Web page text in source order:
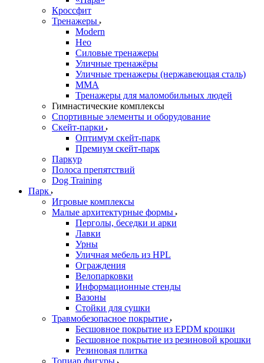
Кроссфит
Тренажеры
Modern
Нео
Силовые тренажеры
Уличные тренажёры
Уличные тренажеры (нержавеющая сталь)
ММА
Тренажеры для маломобильных людей
Гимнастические комплексы
Спортивные элементы и оборудование
Скейт-парки
Оптимум скейт-парк
Премиум скейт-парк
Паркур
Полоса препятствий
Dog Training
Парк
Игровые комплексы
Малые архитектурные формы
Перголы, беседки и арки
Лавки
Урны
Уличная мебель из HPL
Ограждения
Велопарковки
Информационные стенды
Вазоны
Стойки для сушки
Травмобезопасное покрытие
Бесшовное покрытие из EPDM крошки
Бесшовное покрытие из резиновой крошки
Резиновая плитка
Топиар фигуры